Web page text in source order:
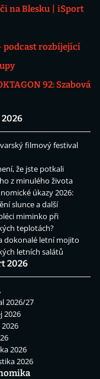
na Blesku
iSport
podcast rozbíjející
92: Szabová
2026
filmový festival
že jste potkali
z minulého života
úkazy 2026:
slunce a další
miminko při
teplotách?
dokonalé letní mojito
letních salátů
2026
2026/27
2026
2026
2026